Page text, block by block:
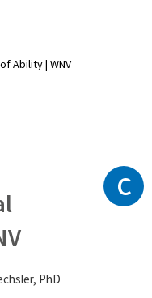
Ability | WNV
C
PhD